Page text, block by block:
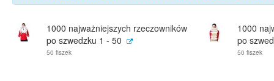
1000 najważniejszych rzeczowników
po szwedzku 1 - 50
50 fiszek
1000
po
50 fiszek